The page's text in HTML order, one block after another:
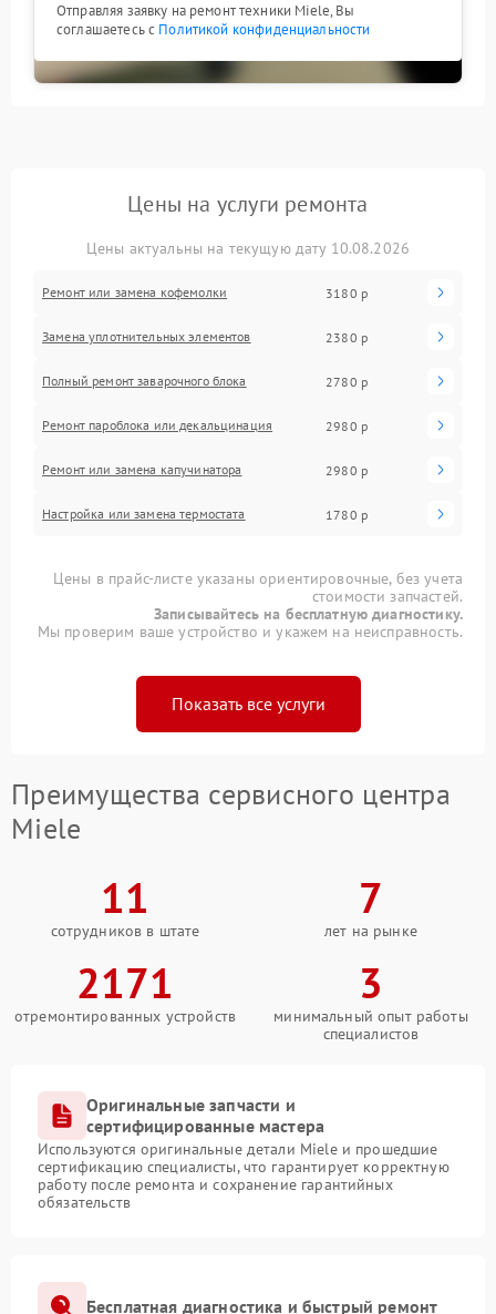
Отправляя заявку на ремонт техники Miele, Вы
соглашаетесь с Политикой конфиденциальности
Цены на услуги ремонта
Цены актуальны на текущую дату 10.08.2026
Ремонт или замена кофемолки 3180 р
Замена уплотнительных элементов 2380 р
Полный ремонт заварочного блока 2780 р
Ремонт пароблока или декальцинация 2980 р
Ремонт или замена капучинатора 2980 р
Настройка или замена термостата 1780 р
Цены в прайс-листе указаны ориентировочные, без учета
стоимости запчастей.
Записывайтесь на бесплатную диагностику.
Мы проверим ваше устройство и укажем на неисправность.
Показать все услуги
Преимущества сервисного центра
Miele
11
сотрудников в штате
7
лет на рынке
2171
отремонтированных устройств
3
минимальный опыт работы
специалистов
Оригинальные запчасти и
сертифицированные мастера
Используются оригинальные детали Miele и прошедшие
сертификацию специалисты, что гарантирует корректную
работу после ремонта и сохранение гарантийных
обязательств
Бесплатная диагностика и быстрый ремонт